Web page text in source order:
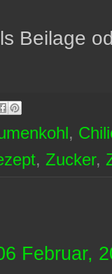
Beilage
,
, Zucker,
Februar,